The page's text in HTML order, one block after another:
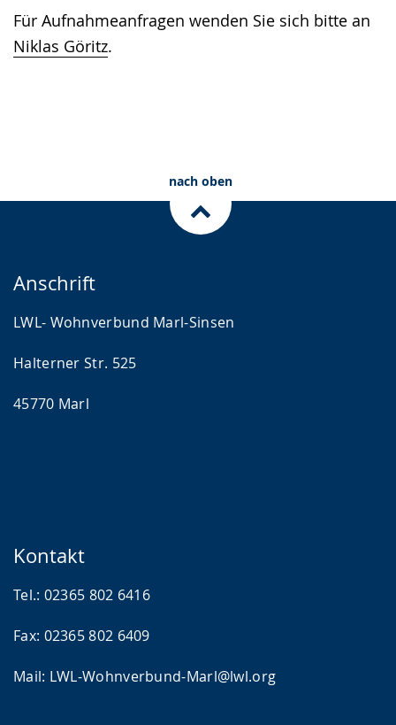
Für Aufnahmeanfragen wenden Sie sich bitte an
Niklas Göritz.
nach oben
Anschrift
LWL- Wohnverbund Marl-Sinsen
Halterner Str. 525
45770 Marl
Kontakt
Tel.: 02365 802 6416
Fax: 02365 802 6409
Mail: LWL-Wohnverbund-Marl@lwl.org